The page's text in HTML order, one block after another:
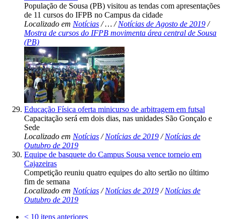
População de Sousa (PB) visitou as tendas com apresentações
de 11 cursos do IFPB no Campus da cidade
Localizado em Notícias /…/Notícias de Agosto de 2019 /
Mostra de cursos do IFPB movimenta área central de Sousa
(PB)
Educação Física oferta minicurso de arbitragem em futsal
Capacitação será em dois dias, nas unidades São Gonçalo e
Sede
Localizado em Notícias /Notícias de 2019 /Notícias de
Outubro de 2019
Equipe de basquete do Campus Sousa vence torneio em
Cajazeiras
Competição reuniu quatro equipes do alto sertão no último
fim de semana
Localizado em Notícias /Notícias de 2019 /Notícias de
Outubro de 2019
< 10 itens anteriores